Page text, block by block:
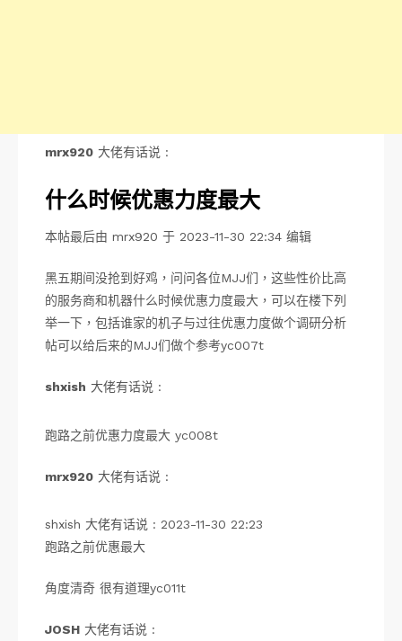
mrx920 大佬有话说 :
什么时候优惠力度最大
本帖最后由 mrx920 于 2023-11-30 22:34 编辑
黑五期间没抢到好鸡，问问各位MJJ们，这些性价比高
的服务商和机器什么时候优惠力度最大，可以在楼下列
举一下，包括谁家的机子与过往优惠力度做个调研分析
帖可以给后来的MJJ们做个参考yc007t
shxish 大佬有话说 :
跑路之前优惠力度最大 yc008t
mrx920 大佬有话说 :
shxish 大佬有话说 : 2023-11-30 22:23
跑路之前优惠最大
角度清奇 很有道理yc011t
JOSH 大佬有话说 :